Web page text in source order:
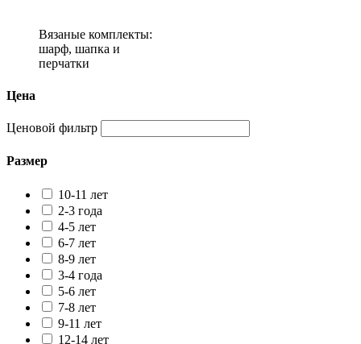
Вязаные комплекты:
шарф, шапка и
перчатки
Цена
Ценовой фильтр
Размер
10-11 лет
2-3 года
4-5 лет
6-7 лет
8-9 лет
3-4 года
5-6 лет
7-8 лет
9-11 лет
12-14 лет